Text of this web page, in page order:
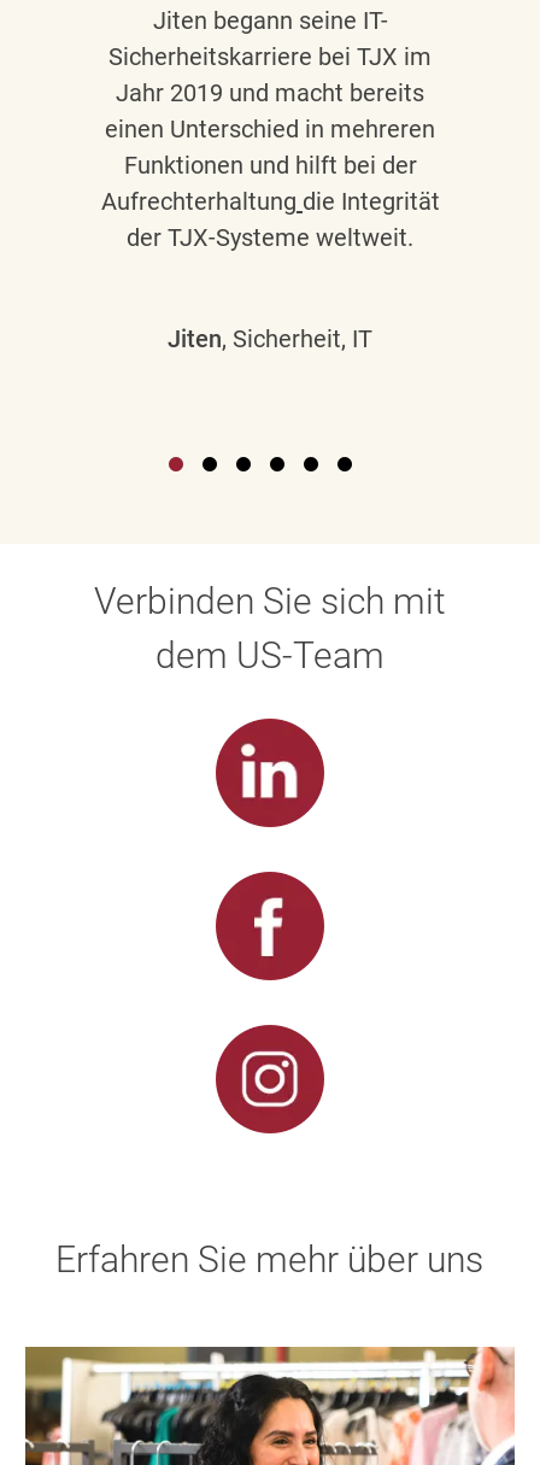
Jiten begann seine IT-
Sicherheitskarriere bei TJX im
Jahr 2019 und macht bereits
einen Unterschied in mehreren
Funktionen und hilft bei der
Aufrechterhaltung die Integrität
der TJX-Systeme weltweit.
Jiten, Sicherheit, IT
Verbinden Sie sich mit
dem US-Team
Erfahren Sie mehr über uns